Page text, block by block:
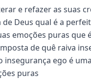
e refazer as suas
Deus qual é a
emoções puras que
de quê raiva
insegurança ego é
puras